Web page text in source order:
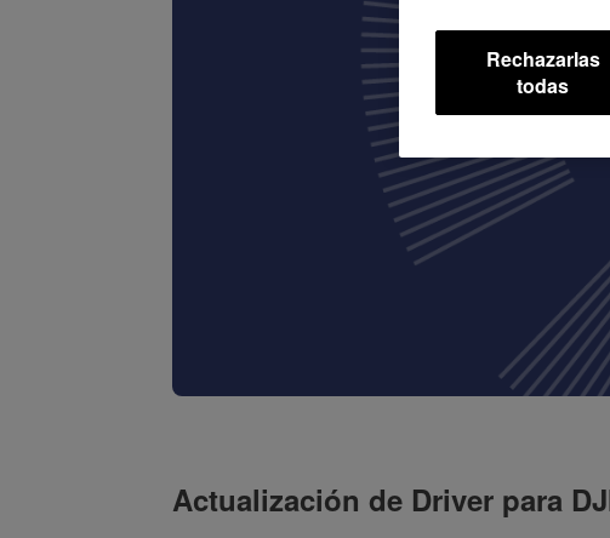
Actualización de Driver para
Rechazarlas
todas